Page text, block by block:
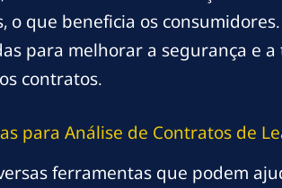
o que beneficia os
para melhorar a segurança e
contratos.
para Análise de Contratos de
ferramentas que podem